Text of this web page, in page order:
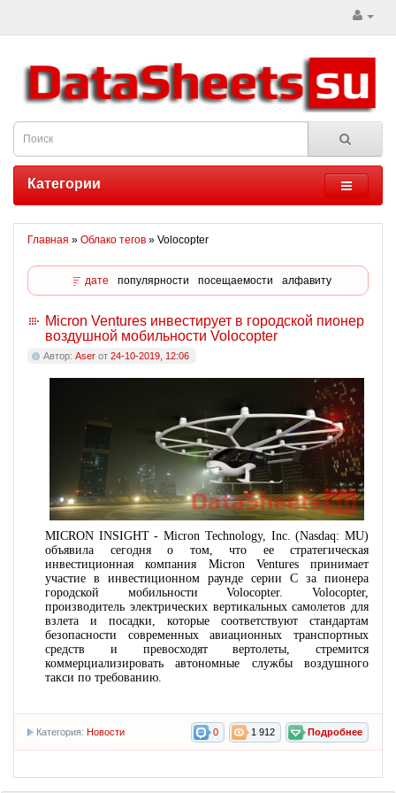
Категории
Главная » Облако тегов » Volocopter
дате популярности посещаемости алфавиту
Micron Ventures инвестирует в городской пионер
воздушной мобильности Volocopter
Автор: Aser от 24-10-2019, 12:06
MICRON INSIGHT - Micron Technology, Inc. (Nasdaq: MU)
объявила сегодня о том, что ее стратегическая
инвестиционная компания Micron Ventures принимает
участие в инвестиционном раунде серии C за пионера
городской мобильности Volocopter. Volocopter,
производитель электрических вертикальных самолетов для
взлета и посадки, которые соответствуют стандартам
безопасности современных авиационных транспортных
средств и превосходят вертолеты, стремится
коммерциализировать автономные службы воздушного
такси по требованию.
Подробнее
1 912
0
Категория: Новости